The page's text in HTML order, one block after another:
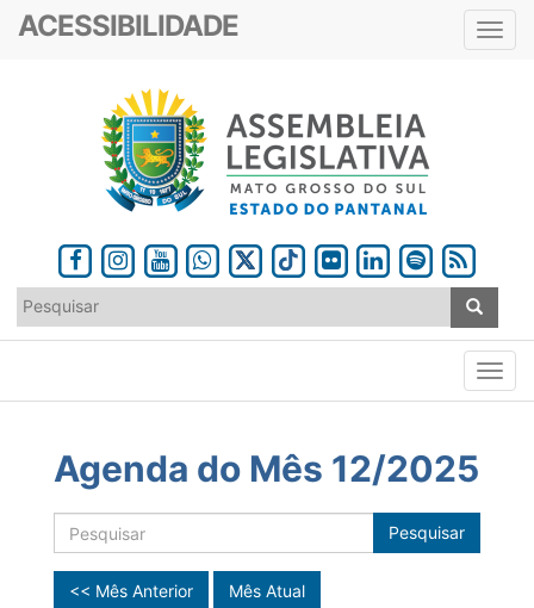
ACESSIBILIDADE
Agenda do Mês 12/2025
Pesquisar
<< Mês Anterior
Mês Atual